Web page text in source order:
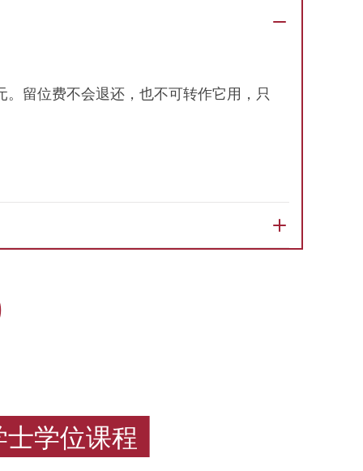
留位费不会退还，也不可转作它用，只
士学位课程